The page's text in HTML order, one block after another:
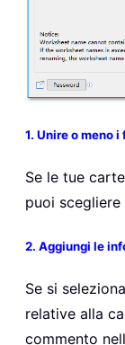
1. Unire o meno
Se le tue
puoi
2. Aggiungi le
Se si
relative alla
commento